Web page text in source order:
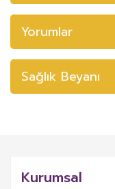
Yorumlar
Sağlık Beyanı
Kurumsal